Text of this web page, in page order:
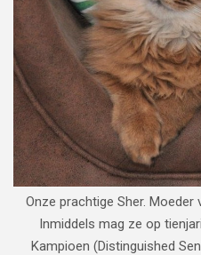
Onze prachtige Sher. Moeder
Inmiddels mag ze op
Kampioen (Distinguished